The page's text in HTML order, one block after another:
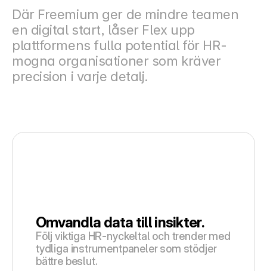
Experts
Priser
Select Language
Swedish
Där Freemium ger de mindre teamen
en digital start, låser Flex upp
plattformens fulla potential för HR-
mogna organisationer som kräver
precision i varje detalj.
Omvandla data till insikter.
Följ viktiga HR-nyckeltal och trender med
tydliga instrumentpaneler som stödjer
bättre beslut.